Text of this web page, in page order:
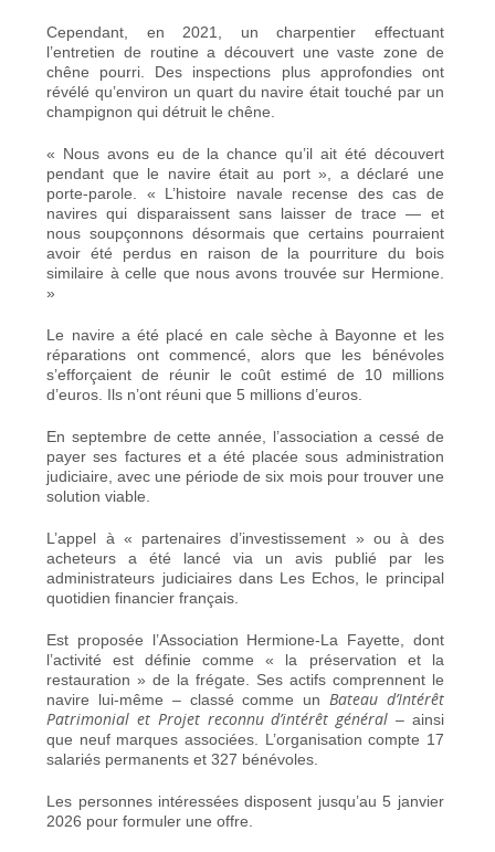
Cependant, en 2021, uncharpentier effectuant
l’entretien de routine a découvert une vaste zone de
chêne pourri . Des inspections plus approfondies ont
révélé qu’environ un quart du navire était touché par un
champignon qui détruit le chêne.
« Nous avons eu de la chance qu’il ait été découvert
pendant que le navire était au port », a déclaré une
porte‑parole. « L’histoire navale recense des cas de
navires qui disparaissent sans laisser de trace — et
nous soupçonnons désormais que certains pourraient
avoir été perdus en raison de la pourriture du bois
similaire à celle que nous avons trouvée sur Hermione.
»
Le navire a été placé en cale sèche à Bayonne et les
réparations ont commencé, alors que les bénévoles
s’efforçaient de réunir le coût estimé de 10 millions
d’euros . Ils n’ont réuni que 5 millions d’euros.
En septembre de cette année, l’association a cessé de
payer ses factures et a été placée sous administration
judiciaire, avec une période de six mois pour trouver une
solution viable.
L’appel à « partenaires d’investissement » ou à des
acheteurs a été lancé via un avis publié par les
administrateurs judiciaires dans Les Echos, le principal
quotidien financier français.
Est proposée l’Association Hermione-La Fayette, dont
l’activité est définie comme « la préservation et la
restauration » de la frégate. Ses actifs comprennent le
navire lui-même – classé comme un Bateau d’Intérêt
Patrimonial et Projet reconnu d’intérêt général – ainsi
que neuf marques associées. L’organisation compte 17
salariés permanents et 327 bénévoles.
Les personnes intéressées disposent jusqu’au 5 janvier
2026 pour formuler une offre.